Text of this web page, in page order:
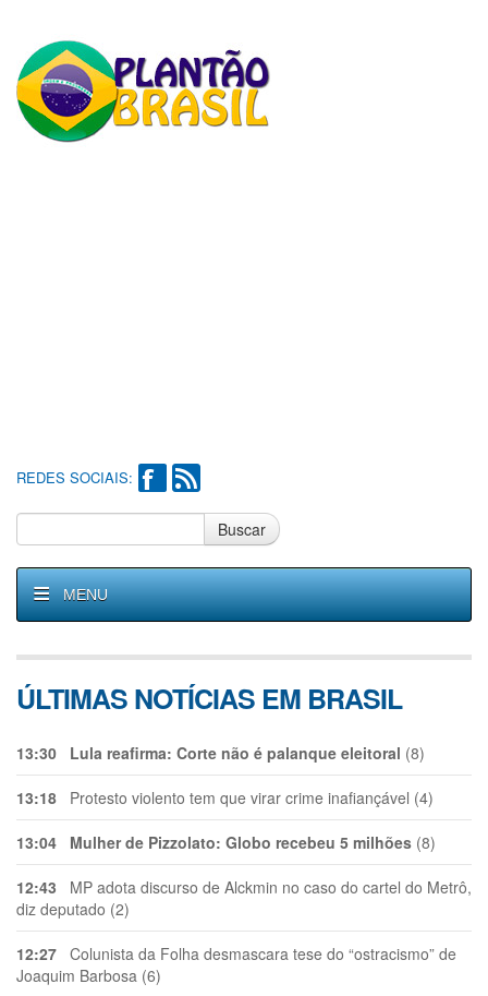
REDES SOCIAIS:
Buscar
MENU
ÚLTIMAS NOTÍCIAS EM BRASIL
13:30 Lula reafirma: Corte não é palanque eleitoral (8)
13:18 Protesto violento tem que virar crime inafiançável (4)
13:04 Mulher de Pizzolato: Globo recebeu 5 milhões (8)
12:43 MP adota discurso de Alckmin no caso do cartel do Metrô,
diz deputado (2)
12:27 Colunista da Folha desmascara tese do “ostracismo” de
Joaquim Barbosa (6)